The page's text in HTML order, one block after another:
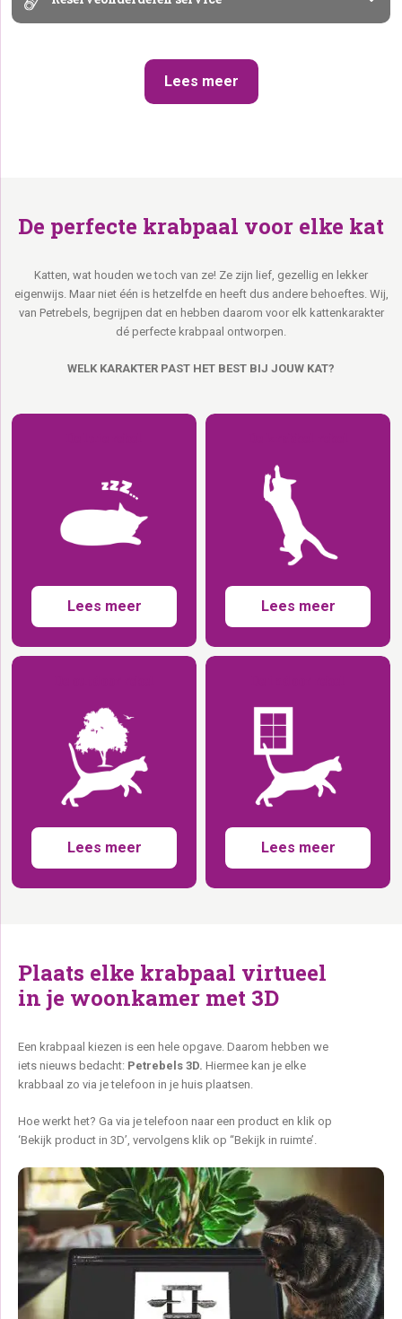
Lees meer
De perfecte krabpaal voor elke kat
Katten, wat houden we toch van ze! Ze zijn lief, gezellig en lekker
eigenwijs. Maar niet één is hetzelfde en heeft dus andere behoeftes. Wij,
van Petrebels, begrijpen dat en hebben daarom voor elk kattenkarakter
dé perfecte krabpaal ontworpen.
WELK KARAKTER PAST HET BEST BIJ JOUW KAT?
Lees meer Lees meer
Lees meer Lees meer
Plaats elke krabpaal virtueel
in je woonkamer met 3D
Een krabpaal kiezen is een hele opgave. Daarom hebben we
iets nieuws bedacht: Petrebels 3D. Hiermee kan je elke
krabbaal zo via je telefoon in je huis plaatsen.
Hoe werkt het? Ga via je telefoon naar een product en klik op
‘Bekijk product in 3D’, vervolgens klik op “Bekijk in ruimte’.